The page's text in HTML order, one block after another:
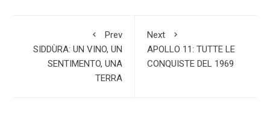
Prev
SIDDÙRA: UN VINO, UN
SENTIMENTO, UNA
TERRA
Next
APOLLO 11: TUTTE LE
CONQUISTE DEL 1969